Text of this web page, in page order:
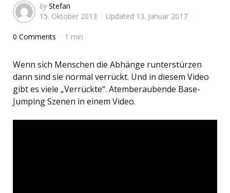
Posted
by
by Stefan
15. Oktober 2013
Updated 13. Januar 2017
0 Comments 1 min
Wenn sich Menschen die Abhänge runterstürzen
dann sind sie normal verrückt. Und in diesem Video
gibt es viele „Verrückte“. Atemberaubende Base-
Jumping Szenen in einem Video.